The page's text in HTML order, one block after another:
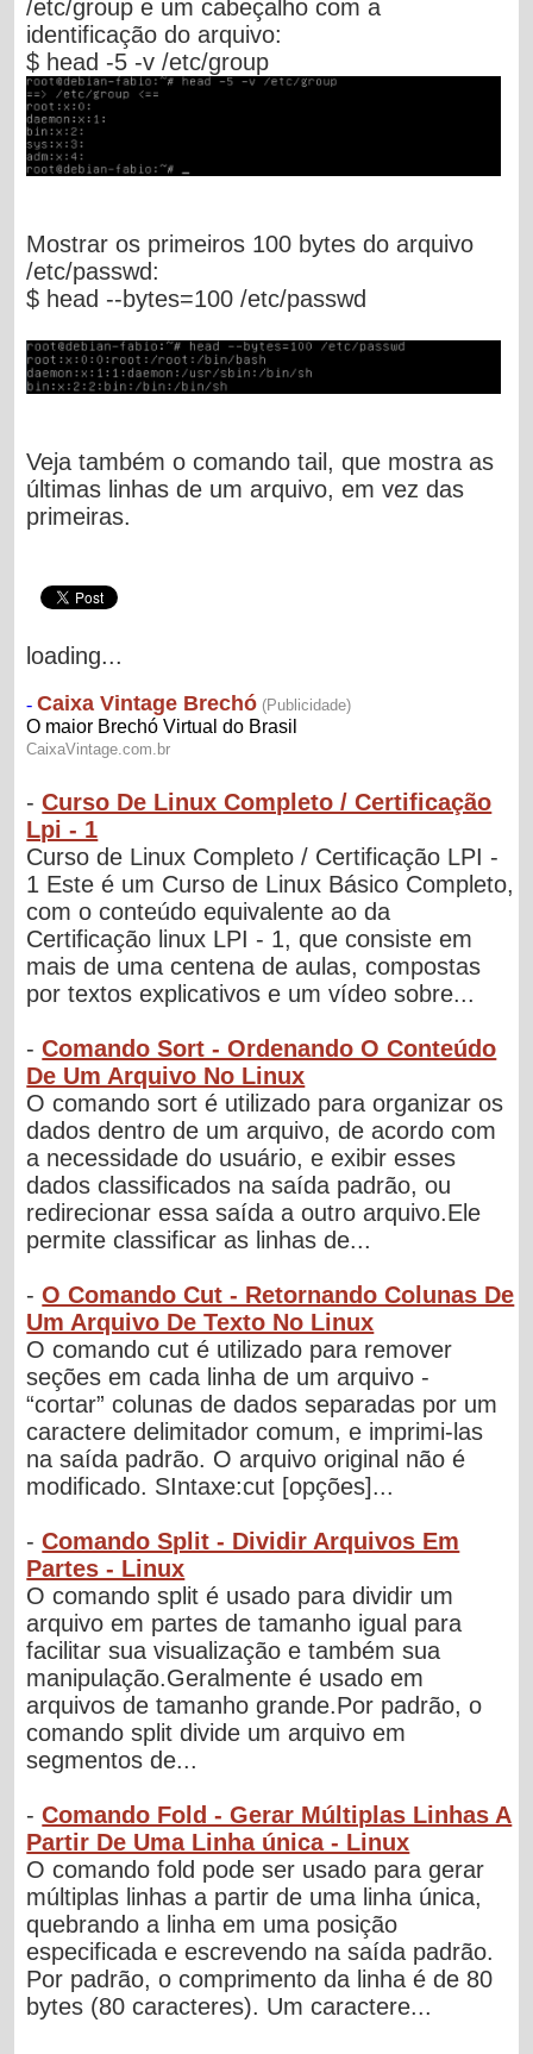
/etc/group e um cabeçalho com a
identificação do arquivo:
$ head -5 -v /etc/group
Mostrar os primeiros 100 bytes do arquivo
/etc/passwd:
$ head --bytes=100 /etc/passwd
Veja também o comando tail, que mostra as
últimas linhas de um arquivo, em vez das
primeiras.
loading...
-Curso De Linux Completo / Certificação
Lpi - 1
Curso de Linux Completo / Certificação LPI -
1 Este é um Curso de Linux Básico Completo,
com o conteúdo equivalente ao da
Certificação linux LPI - 1, que consiste em
mais de uma centena de aulas, compostas
por textos explicativos e um vídeo sobre...
-Comando Sort - Ordenando O Conteúdo
De Um Arquivo No Linux
O comando sort é utilizado para organizar os
dados dentro de um arquivo, de acordo com
a necessidade do usuário, e exibir esses
dados classificados na saída padrão, ou
redirecionar essa saída a outro arquivo.Ele
permite classificar as linhas de...
-O Comando Cut - Retornando Colunas De
Um Arquivo De Texto No Linux
O comando cut é utilizado para remover
seções em cada linha de um arquivo -
“cortar” colunas de dados separadas por um
caractere delimitador comum, e imprimi-las
na saída padrão. O arquivo original não é
modificado. SIntaxe:cut [opções]...
-Comando Split - Dividir Arquivos Em
Partes - Linux
O comando split é usado para dividir um
arquivo em partes de tamanho igual para
facilitar sua visualização e também sua
manipulação.Geralmente é usado em
arquivos de tamanho grande.Por padrão, o
comando split divide um arquivo em
segmentos de...
-Comando Fold - Gerar Múltiplas Linhas A
Partir De Uma Linha única - Linux
O comando fold pode ser usado para gerar
múltiplas linhas a partir de uma linha única,
quebrando a linha em uma posição
especificada e escrevendo na saída padrão.
Por padrão, o comprimento da linha é de 80
bytes (80 caracteres). Um caractere...